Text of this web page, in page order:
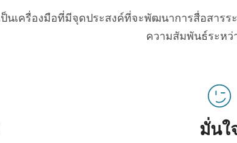
ป็นเครื่องมือที่มีจุดประสงค์ที่จะพัฒนาการสื่อสา
ความสัมพันธ์ระหว่
มั่นใ